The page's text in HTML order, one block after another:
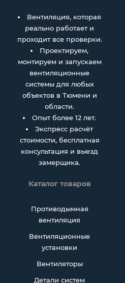
Вентиляция, которая
реально работает и
проходит все проверки.
Проектируем,
монтируем и запускаем
вентиляционные
системы для любых
объектов в Тюмени и
области.
Опыт более 12 лет.
Экспресс расчёт
стоимости, бесплатная
консультация и выезд
замерщика.
Каталог товаров
Противодымная
вентиляция
Вентиляционные
установки
Вентиляторы
Детали систем